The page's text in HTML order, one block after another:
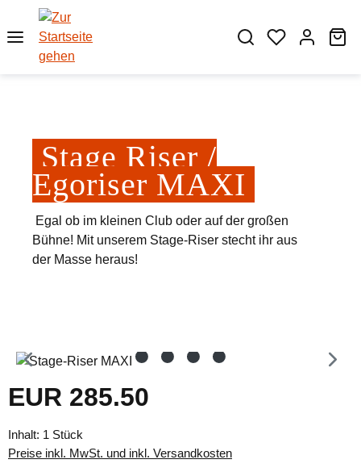
Zum Hauptinhalt springen
Stage Riser /
Egoriser MAXI
Egal ob im kleinen Club oder auf der großen
Bühne! Mit unserem Stage-Riser stecht ihr aus
der Masse heraus!
Bildergalerie überspringen
Regulärer Preis:
EUR 285.50
Inhalt: 1 Stück
Preise inkl. MwSt. und inkl. Versandkosten